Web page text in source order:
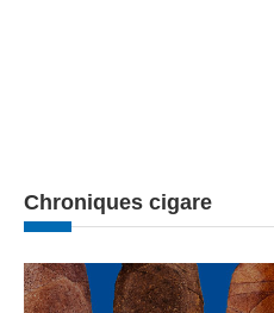
Chroniques cigare